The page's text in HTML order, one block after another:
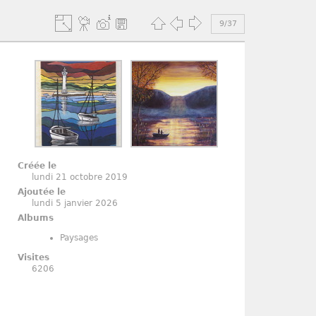
9/37
Créée le
lundi 21 octobre 2019
Ajoutée le
lundi 5 janvier 2026
Albums
Paysages
Visites
6206